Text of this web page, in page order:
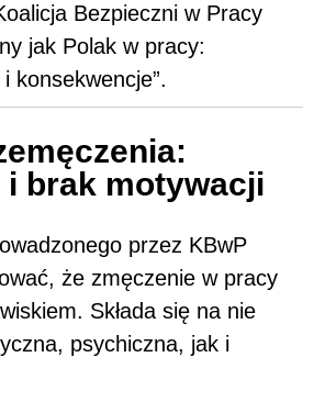
Bezpieczni w Pracy
jak Polak w pracy:
konsekwencje”.
i brak motywacji
przez KBwP
że zmęczenie w pracy
Składa się na nie
psychiczna, jak i